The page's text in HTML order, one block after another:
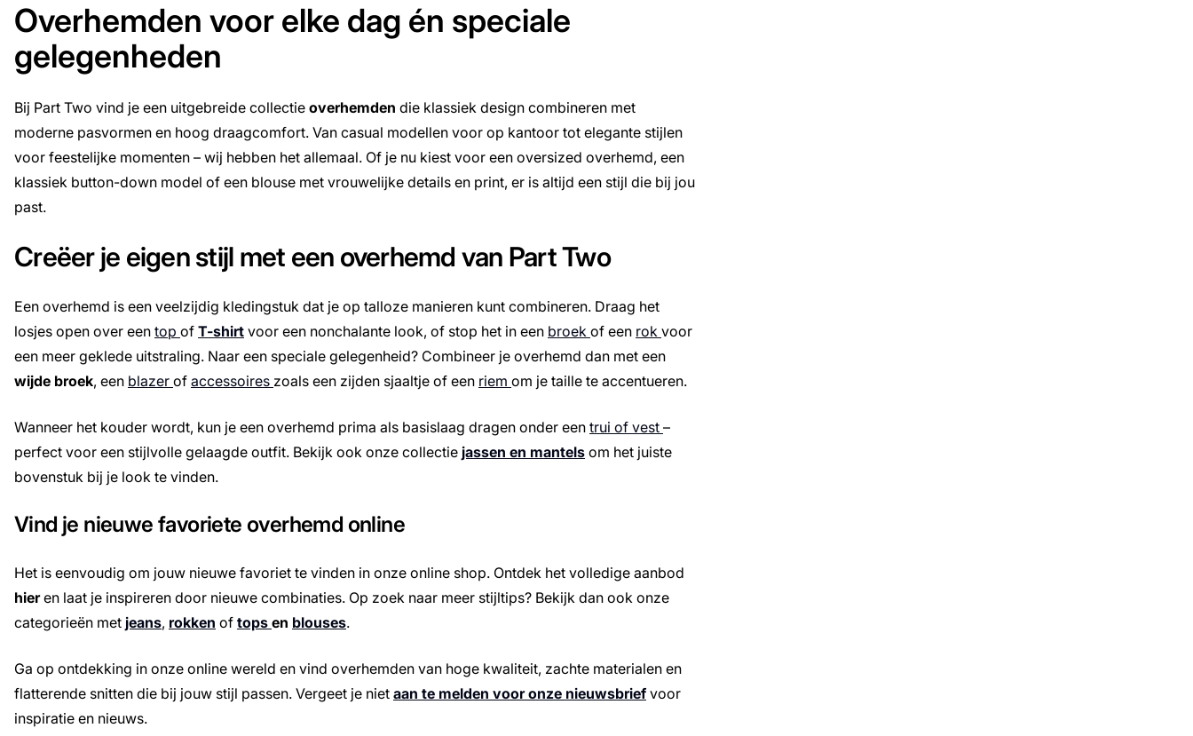
Overhemden voor elke dag én speciale
gelegenheden
Bij Part Two vind je een uitgebreide collectie overhemden die klassiek design combineren met
moderne pasvormen en hoog draagcomfort. Van casual modellen voor op kantoor tot elegante stijlen
voor feestelijke momenten – wij hebben het allemaal. Of je nu kiest voor een oversized overhemd, een
klassiek button-down model of een blouse met vrouwelijke details en print, er is altijd een stijl die bij jou
past.
Creëer je eigen stijl met een overhemd van Part Two
Een overhemd is een veelzijdig kledingstuk dat je op talloze manieren kunt combineren. Draag het
losjes open over een top of T-shirt voor een nonchalante look, of stop het in een broek of een rok voor
een meer geklede uitstraling. Naar een speciale gelegenheid? Combineer je overhemd dan met een
wijde broek, een blazer of accessoires zoals een zijden sjaaltje of een riem om je taille te accentueren.
Wanneer het kouder wordt, kun je een overhemd prima als basislaag dragen onder een trui of vest –
perfect voor een stijlvolle gelaagde outfit. Bekijk ook onze collectie jassen en mantels om het juiste
bovenstuk bij je look te vinden.
Vind je nieuwe favoriete overhemd online
Het is eenvoudig om jouw nieuwe favoriet te vinden in onze online shop. Ontdek het volledige aanbod
hieren laat je inspireren door nieuwe combinaties. Op zoek naar meer stijltips? Bekijk dan ook onze
categorieën met jeans, rokken of tops en blouses.
Ga op ontdekking in onze online wereld en vind overhemden van hoge kwaliteit, zachte materialen en
flatterende snitten die bij jouw stijl passen. Vergeet je niet aan te melden voor onze nieuwsbrief voor
inspiratie en nieuws.